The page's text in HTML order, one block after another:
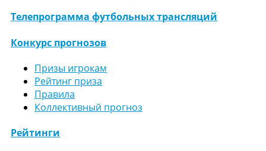
Телепрограмма футбольных трансляций
Конкурс прогнозов
Призы игрокам
Рейтинг приза
Правила
Коллективный прогноз
Рейтинги